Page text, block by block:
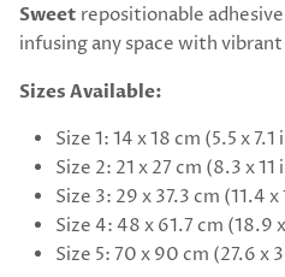
Sweet repositionable
infusing any space with
Sizes Available:
Size 1: 14 x 18 cm (5.5 x 7.1
Size 2: 21 x 27 cm (8.3 x 11
Size 3: 29 x 37.3 cm (11.4 x
Size 4: 48 x 61.7 cm (18.9
Size 5: 70 x 90 cm (27.6 x